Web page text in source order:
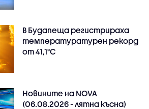
В Будапеща регистрираха
температуратурен рекорд
от 41,1°C
Новините на NOVA
(06.08.2026 - лятна късна)